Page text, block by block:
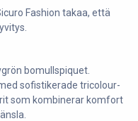
Fashion takaa, että
bomullspiquet.
sofistikerade tricolour-
som kombinerar komfort